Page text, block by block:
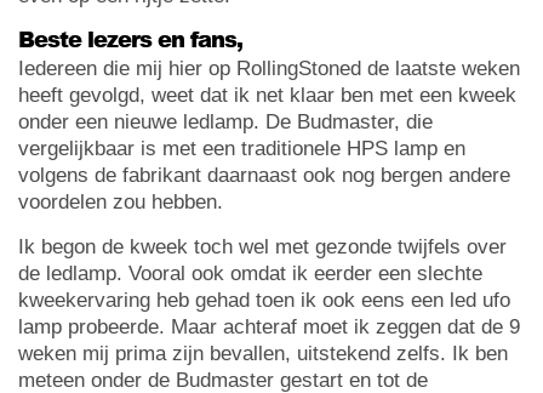
Beste lezers en fans,
Iedereen die mij hier op RollingStoned de laatste weken
heeft gevolgd, weet dat ik net klaar ben met een kweek
onder een nieuwe ledlamp. De Budmaster, die
vergelijkbaar is met een traditionele HPS lamp en
volgens de fabrikant daarnaast ook nog bergen andere
voordelen zou hebben.
Ik begon de kweek toch wel met gezonde twijfels over
de ledlamp. Vooral ook omdat ik eerder een slechte
kweekervaring heb gehad toen ik ook eens een led ufo
lamp probeerde. Maar achteraf moet ik zeggen dat de 9
weken mij prima zijn bevallen, uitstekend zelfs. Ik ben
meteen onder de Budmaster gestart en tot de